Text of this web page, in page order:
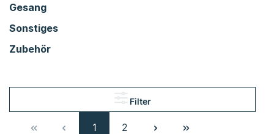
Gesang
Sonstiges
Zubehör
Filter
1 2